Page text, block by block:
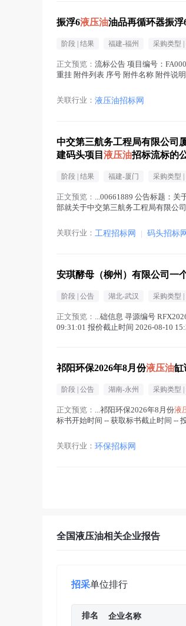
振浮6液压油油品再循环器振浮
阶段 | 结果 福建-福州 采购类型 |
正文预览： 流标公告 项目编号：
重挂 附件列表 序号 附件名称 附件说
关联行业： 液压油招标网
中交第三航务工程局有限公司
建码头项目 液压油招标流标的
阶段 | 结果 福建-厦门 采购类型 |
正文预览： ...00661889 公告标题：关
部就关于中交第三航务工程局有限公
关联行业： 工程招标网 | 码头招标网
安琪酵母（柳州）有限公司一
阶段 | 公告 湖北-武汉 采购类型 |
正文预览： ...础信息 寻源编号
09:31:01 报价截止时间 2026-08-10
祁阳环保2026年8月份液压油缸
阶段 | 公告 湖南-永州 采购类型 |
正文预览： ...祁阳环保2026年8月份液
标书开始时间 -- 获取标书截止时间 --
关联行业： 环保招标网
全国液压油相关企业报告
招采单位排行
排名 企业名称